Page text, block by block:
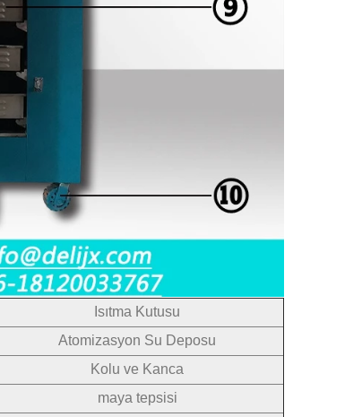
Isıtma Kutusu
Atomizasyon Su Deposu
Kolu ve Kanca
maya tepsisi